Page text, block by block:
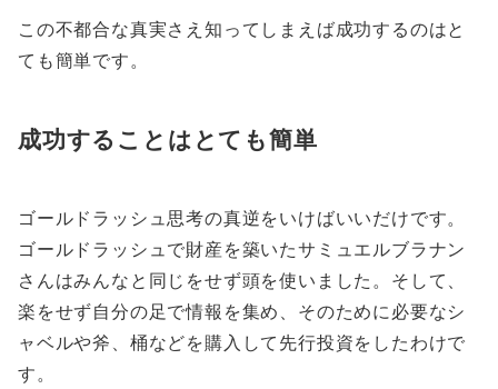
この不都合な真実さえ知ってしまえば成功するのはと
ても簡単です。
成功することはとても簡単
ゴールドラッシュ思考の真逆をいけばいいだけです。
ゴールドラッシュで財産を築いたサミュエルブラナン
さんはみんなと同じをせず頭を使いました。そして、
楽をせず自分の足で情報を集め、そのために必要なシ
ャベルや斧、桶などを購入して先行投資をしたわけで
す。